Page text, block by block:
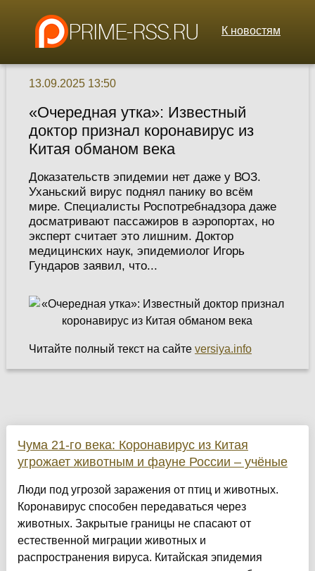
К новостям
13.09.2025 13:50
«Очередная утка»: Известный
доктор признал коронавирус из
Китая обманом века
Доказательств эпидемии нет даже у ВОЗ.
Уханьский вирус поднял панику во всём
мире. Специалисты Роспотребнадзора даже
досматривают пассажиров в аэропортах, но
эксперт считает это лишним. Доктор
медицинских наук, эпидемиолог Игорь
Гундаров заявил, что...
Читайте полный текст на сайте versiya.info
Чума 21-го века: Коронавирус из Китая
угрожает животным и фауне России – учёные
Люди под угрозой заражения от птиц и животных.
Коронавирус способен передаваться через
животных. Закрытые границы не спасают от
естественной миграции животных и
распространения вируса. Китайская эпидемия